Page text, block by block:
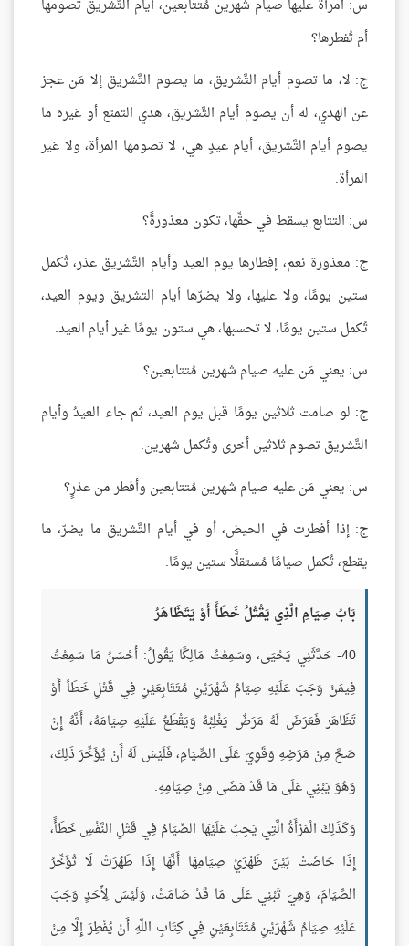
س: امرأة عليها صيام شهرين مُتتابعين، أيام التَّشريق تصومها
أم تُفطرها؟
ج: لا، ما تصوم أيام التَّشريق، ما يصوم التَّشريق إلا مَن عجز
عن الهدي، له أن يصوم أيام التَّشريق، هدي التمتع أو غيره ما
يصوم أيام التَّشريق، أيام عيدٍ هي، لا تصومها المرأة، ولا غير
المرأة.
س: التتابع يسقط في حقِّها، تكون معذورةً؟
ج: معذورة نعم، إفطارها يوم العيد وأيام التَّشريق عذر، تُكمل
ستين يومًا، ولا عليها، ولا يضرّها أيام التشريق ويوم العيد،
تُكمل ستين يومًا، لا تحسبها، هي ستون يومًا غير أيام العيد.
س: يعني مَن عليه صيام شهرين مُتتابعين؟
ج: لو صامت ثلاثين يومًا قبل يوم العيد، ثم جاء العيدُ وأيام
التَّشريق تصوم ثلاثين أخرى وتُكمل شهرين.
س: يعني مَن عليه صيام شهرين مُتتابعين وأفطر من عذرٍ؟
ج: إذا أفطرت في الحيض، أو في أيام التَّشريق ما يضرّ، ما
يقطع، تُكمل صيامًا مُستقلًّا ستين يومًا.
بَابُ صِيَامِ الَّذِي يَقْتُلُ خَطَأً أَوْ يَتَظَاهَرُ
40- حَدَّثَنِي يَحْيَى، وسَمِعْتُ مَالِكًا يَقُولُ: أَحْسَنُ مَا سَمِعْتُ
فِيمَنْ وَجَبَ عَلَيْهِ صِيَامُ شَهْرَيْنِ مُتَتَابِعَيْنِ فِي قَتْلِ خَطَأ أَوْ
تَظَاهَر فَعَرَضَ لَهُ مَرَضٌ يَغْلِبُهُ وَيَقْطَعُ عَلَيْهِ صِيَامَهُ، أَنَّهُ إِنْ
صَحَّ مِنْ مَرَضِهِ وَقَوِيَ عَلَى الصِّيَامِ، فَلَيْسَ لَهُ أَنْ يُؤَخِّرَ ذَلِكَ،
وَهُوَ يَبْنِي عَلَى مَا قَدْ مَضَى مِنْ صِيَامِهِ.
وَكَذَلِكَ الْمَرْأَةُ الَّتِي يَجِبُ عَلَيْهَا الصِّيَامُ فِي قَتْلِ النَّفْسِ خَطَأً،
إِذَا حَاضَتْ بَيْنَ ظَهْرَيْ صِيَامِهَا أَنَّهَا إِذَا طَهُرَتْ لَا تُؤَخِّرُ
الصِّيَامَ، وَهِيَ تَبْنِي عَلَى مَا قَدْ صَامَتْ، وَلَيْسَ لِأَحَدٍ وَجَبَ
عَلَيْهِ صِيَامُ شَهْرَيْنِ مُتَتَابِعَيْنِ فِي كِتَابِ اللَّهِ أَنْ يُفْطِرَ إِلَّا مِنْ